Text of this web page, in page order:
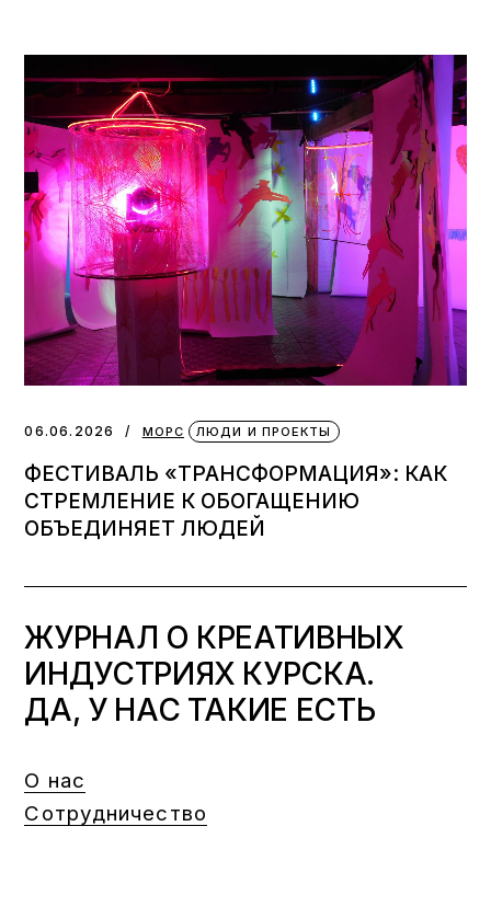
06.06.2026 МОРС ЛЮДИ И ПРОЕКТЫ
ФЕСТИВАЛЬ «ТРАНСФОРМАЦИЯ»: КАК
СТРЕМЛЕНИЕ К ОБОГАЩЕНИЮ
ОБЪЕДИНЯЕТ ЛЮДЕЙ
ЖУРНАЛ О КРЕАТИВНЫХ
ИНДУСТРИЯХ КУРСКА.
ДА, У НАС ТАКИЕ ЕСТЬ
О нас
Сотрудничество